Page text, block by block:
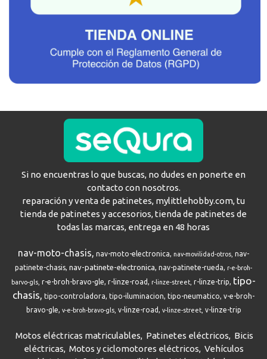
Si no encuentras lo que buscas, no dudes en ponerte en
contacto con nosotros.
reparación y venta de patinetes, mylittlehobby.com, tu
tienda de patinetes y accesorios, tienda de patinetes de
todas las marcas, entrega en 48 horas
nav-moto-chasis nav-moto-electronica nav-movilidad-otros nav-
patinete-chasis nav-patinete-electronica nav-patinete-rueda
r-e-broh-
barvo-gls r-e-broh-bravo-gle r-linze-road r-linze-street r-linze-trip
tipo-
chasis
tipo-controladora tipo-iluminacion tipo-neumatico v-e-broh-
bravo-gle v-e-broh-bravo-gls v-linze-road v-linze-street v-linze-trip
Motos eléctricas matriculables Patinetes eléctricos
Bicis
eléctricas Motos y ciclomotores eléctricos Vehículos